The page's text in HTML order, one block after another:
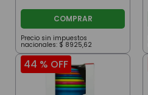
COMPRAR
Precio sin impuestos
nacionales: $ 8925,62
44 % OFF